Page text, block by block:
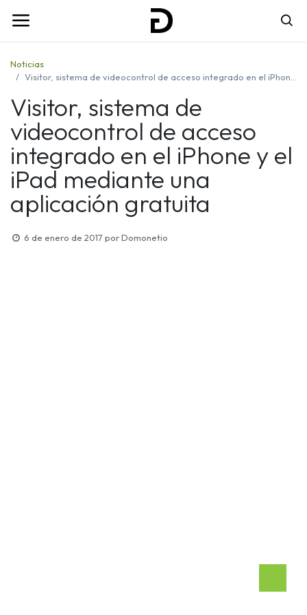
Noticias
Visitor, sistema de videocontrol de acceso integrado en el iPhone y el iPad mediante una aplicación gratuita
Visitor, sistema de
videocontrol de acceso
integrado en el iPhone y el
iPad mediante una
aplicación gratuita
6 de enero de 2017 porDomonetio